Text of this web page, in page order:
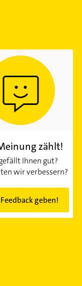
zählt!
Ihnen gut?
wir verbessern?
geben!